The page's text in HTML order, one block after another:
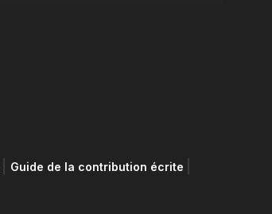
Guide de la contribution écrite